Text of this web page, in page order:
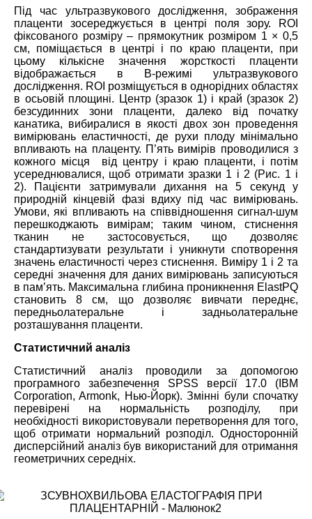
Під час ультразвукового дослідження, зображення
плаценти зосереджується в центрі поля зору. ROI
фіксованого розміру – прямокутник розміром 1 × 0,5
см, поміщається в центрі і по краю плаценти, при
цьому кількісне значення жорсткості плаценти
відображається в B-режимі ультразвукового
дослідження. ROI розміщується в однорідних областях
в осьовій площині. Центр (зразок 1) і край (зразок 2)
безсудинних зони плаценти, далеко від початку
канатика, вибиралися в якості двох зон проведення
вимірювань еластичності, де рухи плоду мінімально
впливають на плаценту. П’ять вимірів проводилися з
кожного місця від центру і краю плаценти, і потім
усереднювалися, щоб отримати зразки 1 і 2 (Рис. 1 і
2). Пацієнти затримували дихання на 5 секунд у
природній кінцевій фазі вдиху під час вимірювань.
Умови, які впливають на співвідношення сигнал-шум
перешкоджають вимірам; таким чином, стиснення
тканин не застосовується, що дозволяє
стандартизувати результати і уникнути спотворення
значень еластичності через стиснення. Виміру 1 і 2 та
середні значення для даних вимірювань записуються
в пам’ять. Максимальна глибина проникнення ElastPQ
становить 8 см, що дозволяє вивчати переднє,
передньолатеральне і задньолатеральне
розташування плаценти.
Статистичний аналіз
Статистичний аналіз проводили за допомогою
програмного забезпечення SPSS версії 17.0 (IBM
Corporation, Armonk, Нью-Йорк). Змінні були спочатку
перевірені на нормальність розподілу, при
необхідності використовували перетворення для того,
щоб отримати нормальний розподіл. Односторонній
дисперсійний аналіз був використаний для отримання
геометричних середніх.